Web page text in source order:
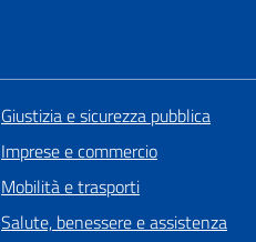
Giustizia e sicurezza pubblica
Imprese e commercio
Mobilità e trasporti
Salute, benessere e assistenza